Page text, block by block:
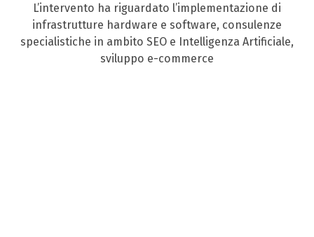
L’intervento ha riguardato l’implementazione di
infrastrutture hardware e software, consulenze
specialistiche in ambito SEO e Intelligenza Artificiale,
sviluppo e-commerce